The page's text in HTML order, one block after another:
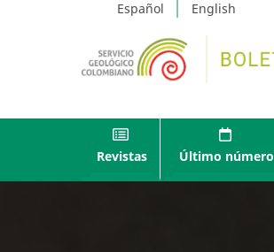
Español English
Revistas Último número